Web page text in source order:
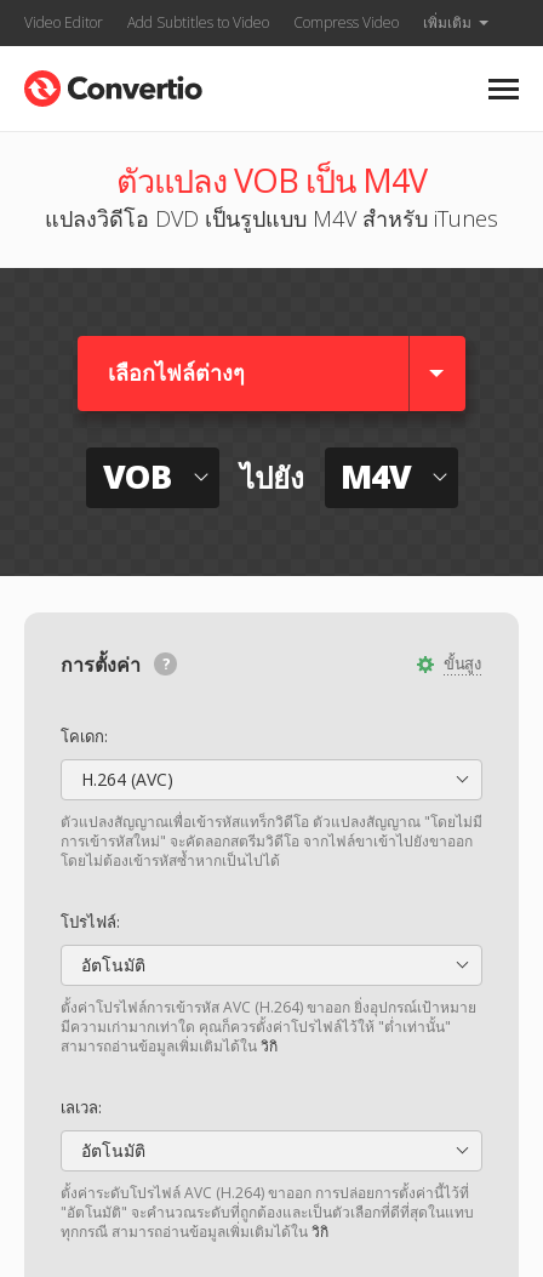
Video Editor Add Subtitles to Video Compress Video เพิ่มเติม
ตัวแปลง VOB เป็น M4V
แปลงวิดีโอ DVD เป็นรูปแบบ M4V สำหรับ iTunes
เลือกไฟล์ต่างๆ​
VOB ไปยัง M4V
ขั้นสูง
การตั้งค่า
โคเดก:
H.264 (AVC)
ตัวแปลงสัญญาณเพื่อเข้ารหัสแทร็กวิดีโอ ตัวแปลงสัญญาณ "โดยไม่มี
การเข้ารหัสใหม่" จะคัดลอกสตรีมวิดีโอ จากไฟล์ขาเข้าไปยังขาออก
โดยไม่ต้องเข้ารหัสซ้ำหากเป็นไปได้
โปรไฟล์:
อัตโนมัติ
ตั้งค่าโปรไฟล์การเข้ารหัส AVC (H.264) ขาออก ยิ่งอุปกรณ์เป้าหมาย
มีความเก่ามากเท่าใด คุณก็ควรตั้งค่าโปรไฟล์ไว้ให้ "ต่ำเท่านั้น"
สามารถอ่านข้อมูลเพิ่มเติมได้ในวิกิ
เลเวล:
อัตโนมัติ
ตั้งค่าระดับโปรไฟล์ AVC (H.264) ขาออก การปล่อยการตั้งค่านี้ไว้ที่
"อัตโนมัติ" จะคำนวณระดับที่ถูกต้องและเป็นตัวเลือกที่ดีที่สุดในแทบ
ทุกกรณี สามารถอ่านข้อมูลเพิ่มเติมได้ในวิกิ